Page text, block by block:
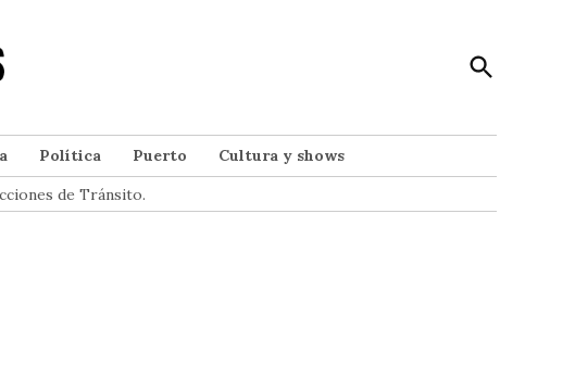
Open
Search
Política Puerto
Cultura y shows
de Tránsito.